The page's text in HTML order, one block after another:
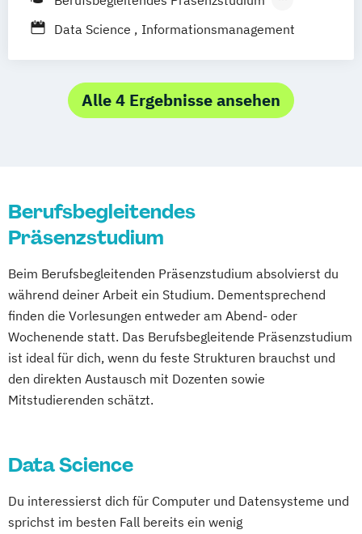
Berufsbegleitender Präsenzlehrgang
Data Science Informationsmanagement
Alle 4 Ergebnisse ansehen
Berufsbegleitendes
Präsenzstudium
Beim Berufsbegleitenden Präsenzstudium absolvierst du
während deiner Arbeit ein Studium. Dementsprechend
finden die Vorlesungen entweder am Abend- oder
Wochenende statt. Das Berufsbegleitende Präsenzstudium
ist ideal für dich, wenn du feste Strukturen brauchst und
den direkten Austausch mit Dozenten sowie
Mitstudierenden schätzt.
Data Science
Du interessierst dich für Computer und Datensysteme und
sprichst im besten Fall bereits ein wenig